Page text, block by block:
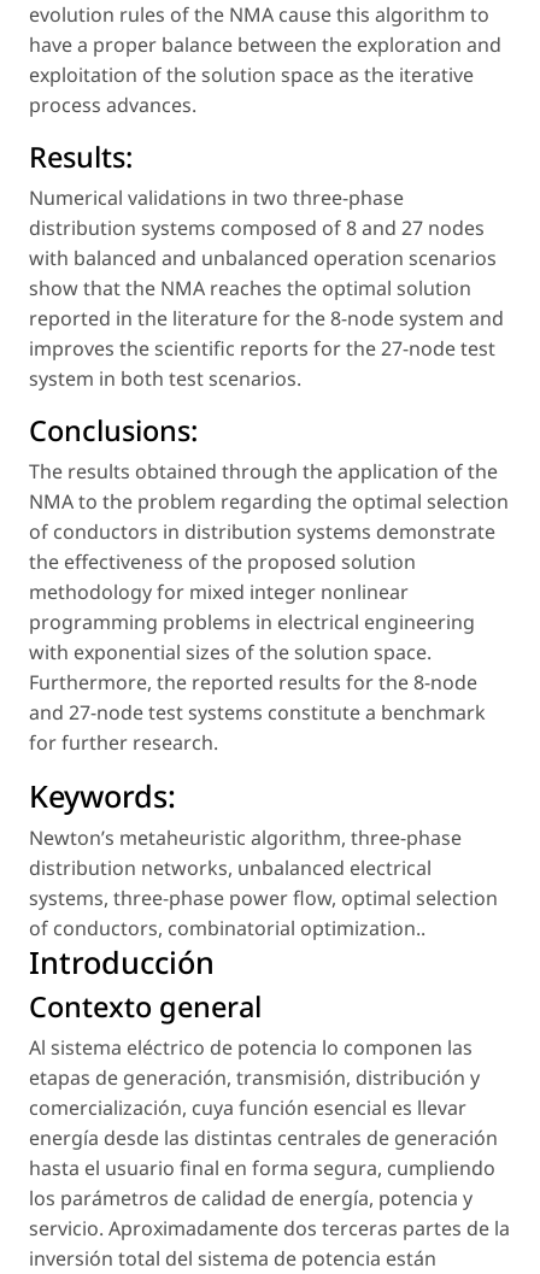
evolution rules of the NMA cause this algorithm to
have a proper balance between the exploration and
exploitation of the solution space as the iterative
process advances.
Results:
Numerical validations in two three-phase
distribution systems composed of 8 and 27 nodes
with balanced and unbalanced operation scenarios
show that the NMA reaches the optimal solution
reported in the literature for the 8-node system and
improves the scientific reports for the 27-node test
system in both test scenarios.
Conclusions:
The results obtained through the application of the
NMA to the problem regarding the optimal selection
of conductors in distribution systems demonstrate
the effectiveness of the proposed solution
methodology for mixed integer nonlinear
programming problems in electrical engineering
with exponential sizes of the solution space.
Furthermore, the reported results for the 8-node
and 27-node test systems constitute a benchmark
for further research.
Keywords:
Newton’s metaheuristic algorithm, three-phase
distribution networks, unbalanced electrical
systems, three-phase power flow, optimal selection
of conductors, combinatorial optimization..
Introducción
Contexto general
Al sistema eléctrico de potencia lo componen las
etapas de generación, transmisión, distribución y
comercialización, cuya función esencial es llevar
energía desde las distintas centrales de generación
hasta el usuario final en forma segura, cumpliendo
los parámetros de calidad de energía, potencia y
servicio. Aproximadamente dos terceras partes de la
inversión total del sistema de potencia están